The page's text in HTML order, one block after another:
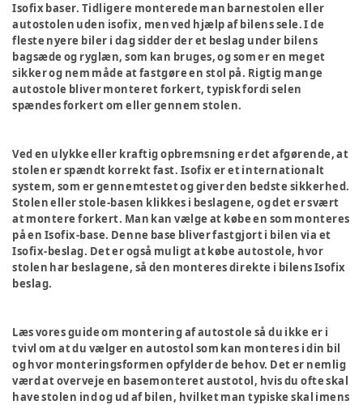
Isofix baser. Tidligere monterede man barnestolen eller
autostolen uden isofix, men ved hjælp af bilens sele. I de
fleste nyere biler i dag sidder der et beslag under bilens
bagsæde og ryglæn, som kan bruges, og som er en meget
sikker og nem måde at fastgøre en stol på. Rigtig mange
autostole bliver monteret forkert, typisk fordi selen
spændes forkert om eller gennem stolen.
Ved en ulykke eller kraftig opbremsning er det afgørende, at
stolen er spændt korrekt fast. Isofix er et internationalt
system, som er gennemtestet og giver den bedste sikkerhed.
Stolen eller stole-basen klikkes i beslagene, og det er svært
at montere forkert. Man kan vælge at købe en som monteres
på en Isofix-base. Denne base bliver fastgjort i bilen via et
Isofix-beslag. Det er også muligt at købe autostole, hvor
stolen har beslagene, så den monteres direkte i bilens Isofix
beslag.
Læs vores guide om montering af autostole så du ikke er i
tvivl om at du vælger en autostol som kan monteres i din bil
og hvor monteringsformen opfylder de behov. Det er nemlig
værd at overveje en basemonteret austotol, hvis du ofte skal
have stolen ind og ud af bilen, hvilket man typiske skal imens